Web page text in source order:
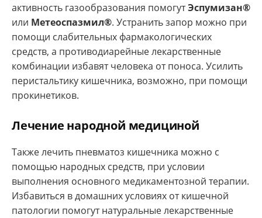
активность газообразования помогутЭспумизан®
или Метеоспазмил®. Устранить запор можно при
помощи слабительных фармакологических
средств, а противодиарейные лекарственные
комбинации избавят человека от поноса. Усилить
перистальтику кишечника, возможно, при помощи
прокинетиков.
Лечение народной медициной
Также лечить пневматоз кишечника можно с
помощью народных средств, при условии
выполнения основного медикаментозной терапии.
Избавиться в домашних условиях от кишечной
патологии помогут натуральные лекарственные